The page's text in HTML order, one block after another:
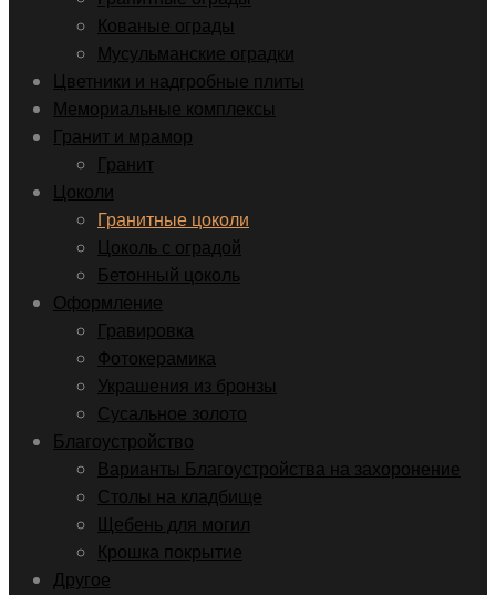
Кованые ограды
Мусульманские оградки
Цветники и надгробные плиты
Мемориальные комплексы
Гранит и мрамор
Гранит
Цоколи
Гранитные цоколи
Цоколь с оградой
Бетонный цоколь
Оформление
Гравировка
Фотокерамика
Украшения из бронзы
Сусальное золото
Благоустройство
Варианты Благоустройства на захоронение
Столы на кладбище
Щебень для могил
Крошка покрытие
Другое